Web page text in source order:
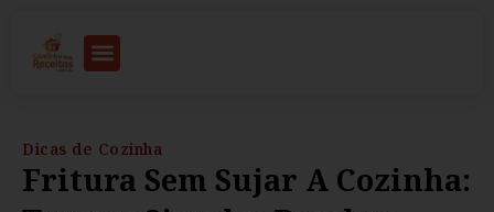
Dicas de Cozinha
Fritura Sem Sujar A Cozinha: